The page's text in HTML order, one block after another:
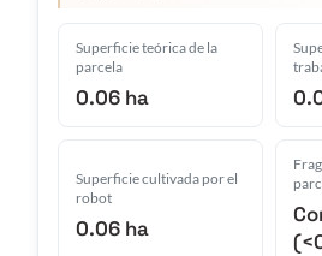
Superficie teórica de la
parcela
0.06 ha
Superficie cultivada por el
robot
0.06 ha